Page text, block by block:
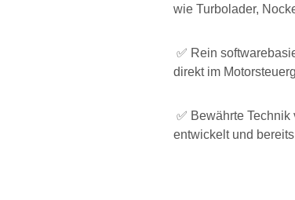
wie Turbolader,
✅ Rein
direkt im
✅ Bewährte
entwickelt und